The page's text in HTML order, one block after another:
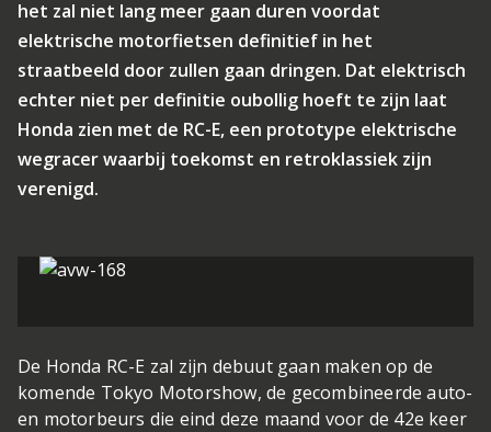
het zal niet lang meer gaan duren voordat
elektrische motorfietsen definitief in het
straatbeeld door zullen gaan dringen. Dat elektrisch
echter niet per definitie oubollig hoeft te zijn laat
Honda zien met de RC-E, een prototype elektrische
wegracer waarbij toekomst en retroklassiek zijn
verenigd.
De Honda RC-E zal zijn debuut gaan maken op de
komende Tokyo Motorshow, de gecombineerde auto-
en motorbeurs die eind deze maand voor de 42e keer